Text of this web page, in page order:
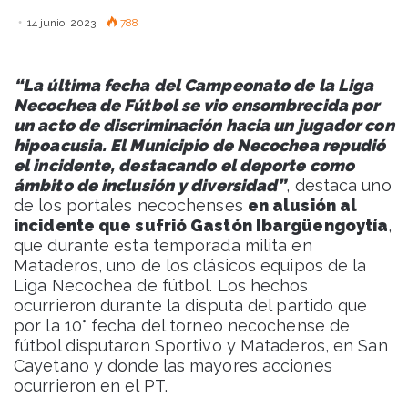
14 junio, 2023 788
“La última fecha del Campeonato de la Liga
Necochea de Fútbol se vio ensombrecida por
un acto de discriminación hacia un jugador con
hipoacusia. El Municipio de Necochea repudió
el incidente, destacando el deporte como
ámbito de inclusión y diversidad”, destaca uno
de los portales necochenses en alusión al
incidente que sufrió Gastón Ibargüengoytía,
que durante esta temporada milita en
Mataderos, uno de los clásicos equipos de la
Liga Necochea de fútbol. Los hechos
ocurrieron durante la disputa del partido que
por la 10° fecha del torneo necochense de
fútbol disputaron Sportivo y Mataderos, en San
Cayetano y donde las mayores acciones
ocurrieron en el PT.